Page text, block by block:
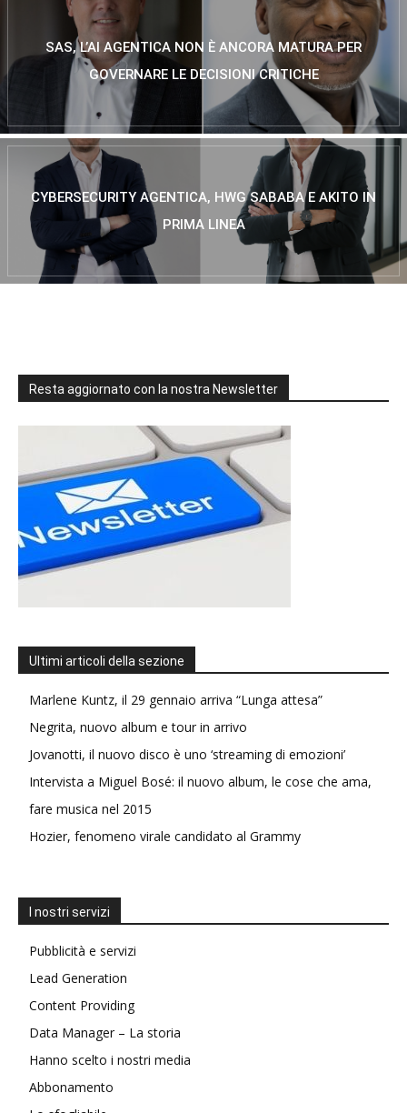
SAS, L’AI AGENTICA NON È ANCORA MATURA PER
GOVERNARE LE DECISIONI CRITICHE
CYBERSECURITY AGENTICA, HWG SABABA E AKITO IN
PRIMA LINEA
Resta aggiornato con la nostra Newsletter
Ultimi articoli della sezione
Marlene Kuntz, il 29 gennaio arriva “Lunga attesa”
Negrita, nuovo album e tour in arrivo
Jovanotti, il nuovo disco è uno ‘streaming di emozioni’
Intervista a Miguel Bosé: il nuovo album, le cose che ama,
fare musica nel 2015
Hozier, fenomeno virale candidato al Grammy
I nostri servizi
Pubblicità e servizi
Lead Generation
Content Providing
Data Manager – La storia
Hanno scelto i nostri media
Abbonamento